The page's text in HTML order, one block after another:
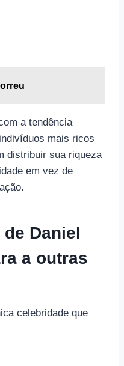
a tendência
mais ricos
distribuir sua riqueza
em vez de
Daniel
a outras
celebridade que